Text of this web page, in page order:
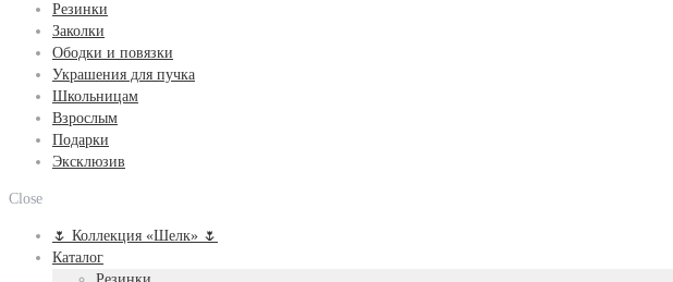
Резинки
Заколки
Ободки и повязки
Украшения для пучка
Школьницам
Взрослым
Подарки
Эксклюзив
Close
🌷 Коллекция «Шелк» 🌷
Каталог